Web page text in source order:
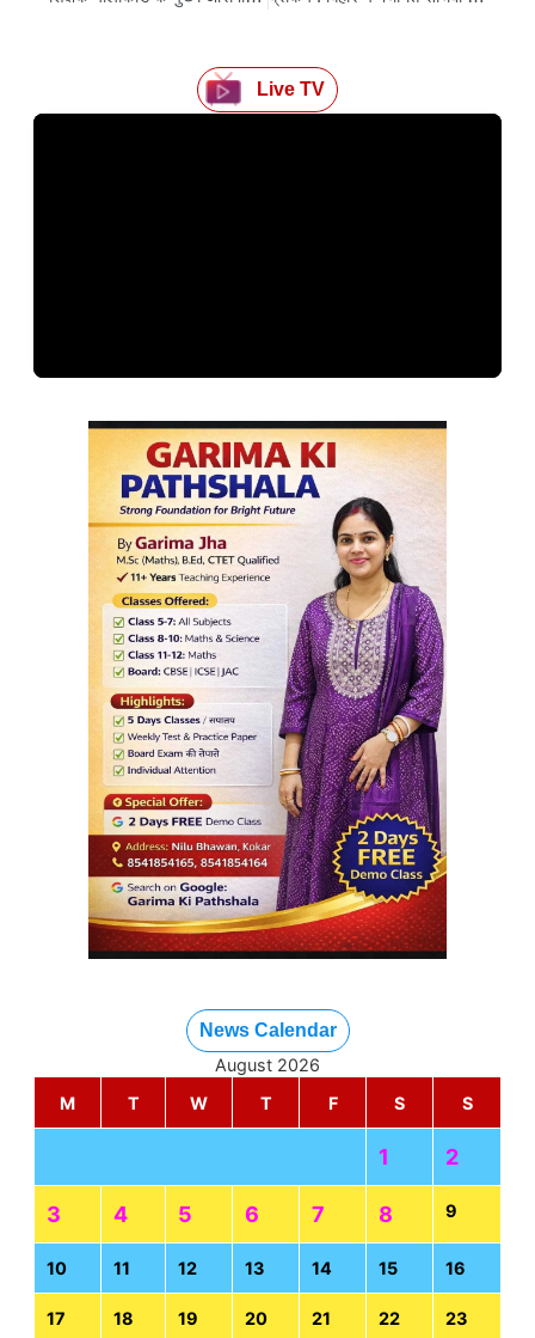
Live TV
News Calendar
August 2026
M
T W T F S S
1 2
3 4 5 6 7 8 9
10 11 12 13 14 15 16
17 18 19 20 21 22 23